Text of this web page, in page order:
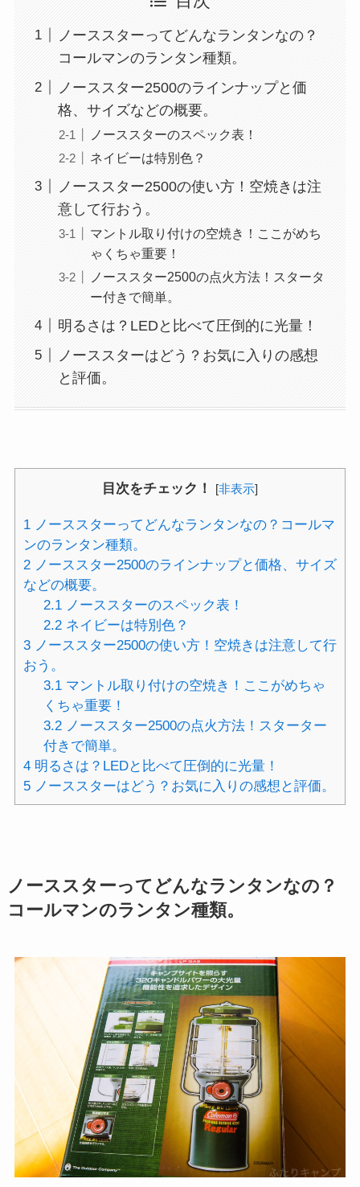
ノーススターってどんなランタンなの？
コールマンのランタン種類。
ノーススター2500のラインナップと価
格、サイズなどの概要。
ノーススターのスペック表！
ネイビーは特別色？
ノーススター2500の使い方！空焼きは注
意して行おう。
マントル取り付けの空焼き！ここがめち
ゃくちゃ重要！
ノーススター2500の点火方法！スタータ
ー付きで簡単。
明るさは？LEDと比べて圧倒的に光量！
ノーススターはどう？お気に入りの感想
と評価。
目次をチェック！ [非表示]
1ノーススターってどんなランタンなの？コールマ
ンのランタン種類。
2ノーススター2500のラインナップと価格、サイズ
などの概要。
2.1 ノーススターのスペック表！
2.2 ネイビーは特別色？
3ノーススター2500の使い方！空焼きは注意して行
おう。
3.1 マントル取り付けの空焼き！ここがめちゃ
くちゃ重要！
3.2 ノーススター2500の点火方法！スターター
付きで簡単。
4明るさは？LEDと比べて圧倒的に光量！
5ノーススターはどう？お気に入りの感想と評価。
ノーススターってどんなランタンなの？
コールマンのランタン種類。